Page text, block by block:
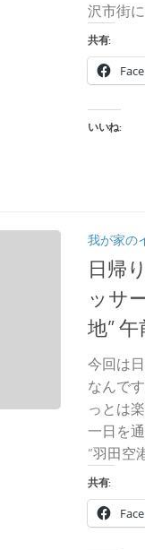
沢市街に
共有:
いいね:
我が家の
日帰
ッサ
地”
今回は
なんで
っとは
一日を
“羽田空
共有: